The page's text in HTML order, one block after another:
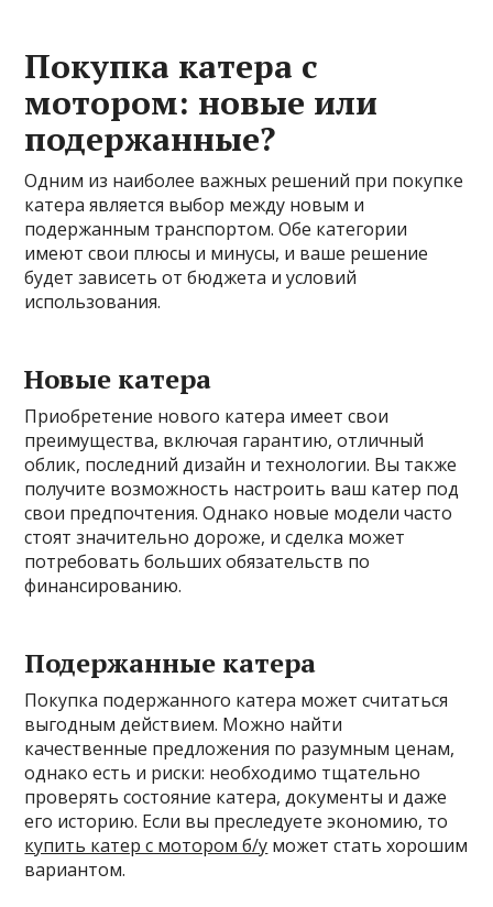
Покупка катера с
мотором: новые или
подержанные?
Одним из наиболее важных решений при покупке
катера является выбор между новым и
подержанным транспортом. Обе категории
имеют свои плюсы и минусы, и ваше решение
будет зависеть от бюджета и условий
использования.
Новые катера
Приобретение нового катера имеет свои
преимущества, включая гарантию, отличный
облик, последний дизайн и технологии. Вы также
получите возможность настроить ваш катер под
свои предпочтения. Однако новые модели часто
стоят значительно дороже, и сделка может
потребовать больших обязательств по
финансированию.
Подержанные катера
Покупка подержанного катера может считаться
выгодным действием. Можно найти
качественные предложения по разумным ценам,
однако есть и риски: необходимо тщательно
проверять состояние катера, документы и даже
его историю. Если вы преследуете экономию, то
купить катер с мотором б/у может стать хорошим
вариантом.